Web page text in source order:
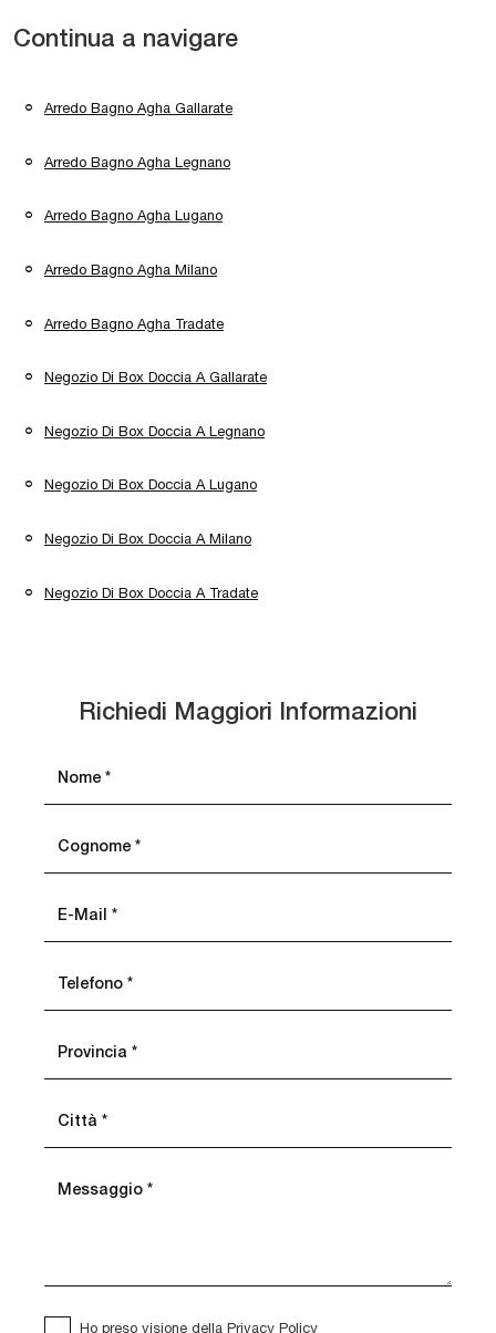
Continua a navigare
Arredo Bagno Agha Gallarate
Arredo Bagno Agha Legnano
Arredo Bagno Agha Lugano
Arredo Bagno Agha Milano
Arredo Bagno Agha Tradate
Negozio Di Box Doccia A Gallarate
Negozio Di Box Doccia A Legnano
Negozio Di Box Doccia A Lugano
Negozio Di Box Doccia A Milano
Negozio Di Box Doccia A Tradate
Richiedi Maggiori Informazioni
Ho preso visione della Privacy Policy